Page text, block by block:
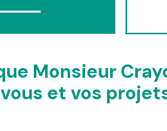
Monsieur
et vos